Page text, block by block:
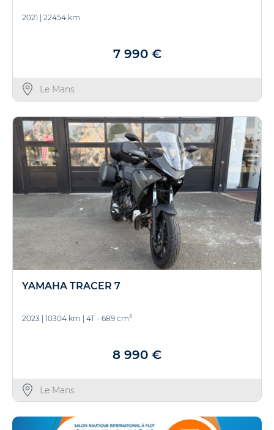
2021 22454 km
7 990 €
Le Mans
YAMAHA TRACER 7
2023 | 10304 km | 4T - 689 cm3
8 990 €
Le Mans